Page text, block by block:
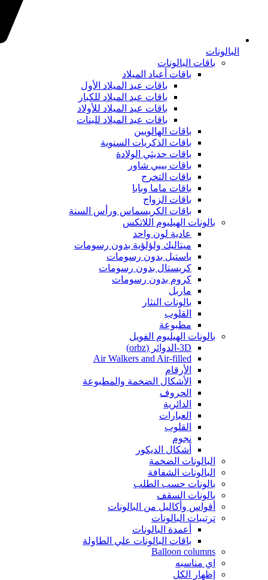
البالونات
باقات البالونات
باقات أعياد الميلاد
باقات عيد الميلاد الأول
باقات عيد الميلاد للكبار
باقات عيد الميلاد للأولاد
باقات عيد الميلاد للبنات
باقات الهالويين
باقات الذكريات السنوية
باقات حديثي الولادة
باقات بيبي شاور
باقات التخرج
باقات ماما وبابا
باقات الزواج
باقات الكريسماس ورأس السنة
بالونات الهيليوم اللاتكس
عادية لون واحد
ميتاليك ولؤلؤية بدون رسومات
باستيل بدون رسومات
كريستال بدون رسومات
كروم بدون رسومات
ماربل
بالونات النثار
القلوب
مطبوعة
بالونات الهيليوم الفويل
3D-الدوائر (orbz)
Air Walkers and Air-filled
الأرقام
الأشكال الضخمة والمطبوعة
الحروف
الدائرية
العبارات
القلوب
نجوم
أشكال الديكور
البالونات الضخمة
البالونات الشفافة
بالونات حسب الطلب
بالونات السقف
أقواس وأكاليل من البالونات
ترتيبات البالونات
أعمدة البالونات
باقات البالونات علي الطاولة
Balloon columns
اي مناسبه
إظهار الكل